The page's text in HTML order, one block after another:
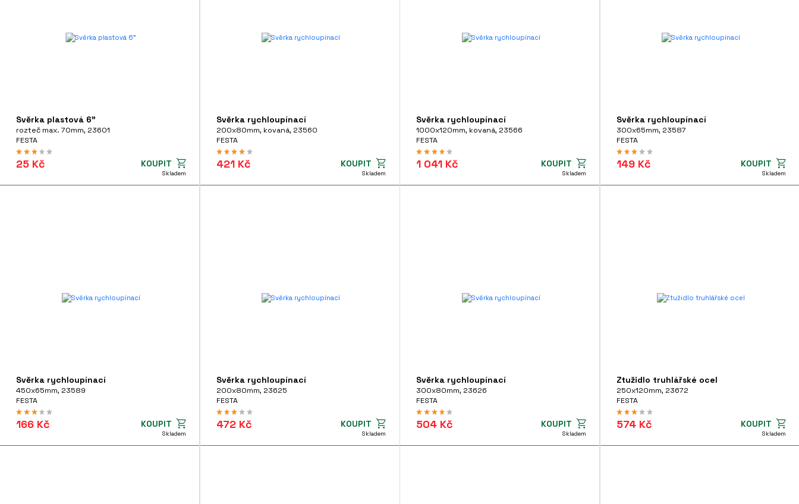
Svěrka plastová 6"
rozteč max. 70mm, 23601
FESTA
25 Kč KOUPIT
Skladem
Svěrka rychloupínací
200x80mm, kovaná, 23560
FESTA
421 Kč KOUPIT
Skladem
Svěrka rychloupínací
1000x120mm, kovaná, 23566
FESTA
1 041 Kč KOUPIT
Skladem
Svěrka rychloupínací
300x65mm, 23587
FESTA
149 Kč KOUPIT
Skladem
Svěrka rychloupínací
450x65mm, 23589
FESTA
166 Kč KOUPIT
Skladem
Svěrka rychloupínací
200x80mm, 23625
FESTA
472 Kč KOUPIT
Skladem
Svěrka rychloupínací
300x80mm, 23626
FESTA
504 Kč KOUPIT
Skladem
Ztužidlo truhlářské ocel
250x120mm, 23672
FESTA
574 Kč KOUPIT
Skladem